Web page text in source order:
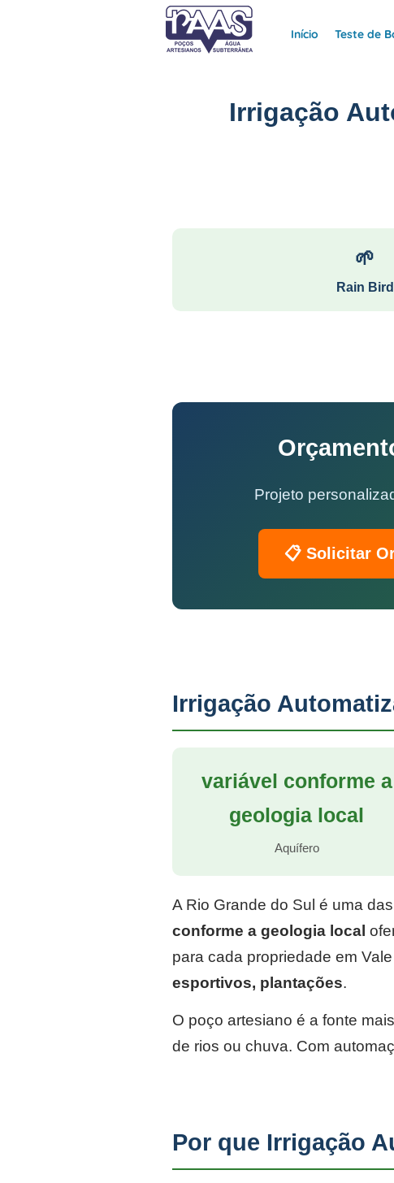
Início Teste de
Irrigação
🌱
Rain Bird
Projeto
📋 Solicitar
Irrigação
variável conforme a
geologia local
Aquífero
A Rio Grande do Sul é uma
conforme a geologia local
para cada propriedade em
esportivos, plantações.
O poço artesiano é a fonte
de rios ou chuva. Com
Por que Irrigação